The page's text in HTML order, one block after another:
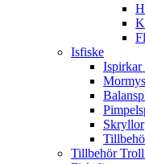
Isfiske
Ispirkar
Skryllor
Tillbehör